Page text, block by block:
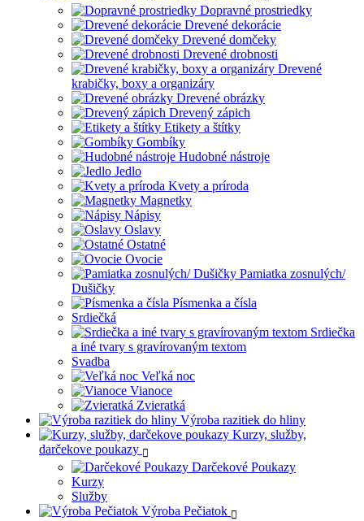
Dopravné prostriedky
Drevené dekorácie
Drevené domčeky
Drevené drobnosti
Drevené
krabičky, boxy a organizáry
Drevené obrázky
Drevený zápich
Etikety a štítky
Gombíky
Hudobné nástroje
Jedlo
Kvety a príroda
Magnetky
Nápisy
Oslavy
Ostatné
Ovocie
Pamiatka zosnulých/
Dušičky
Písmenka a čísla
Srdiečká
Srdiečka
a iné tvary s gravírovaným textom
Svadba
Veľká noc
Vianoce
Zvieratká
Výroba razitiek do hliny
Kurzy, služby,
darčekove poukazy
Darčekové Poukazy
Kurzy
Služby
Výroba Pečiatok